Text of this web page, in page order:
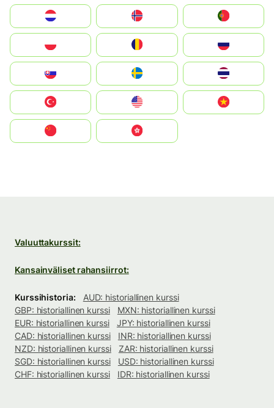
United States
中國香港特別行政區
Valuuttakurssit:
Kansainväliset rahansiirrot:
Kurssihistoria:
AUD: historiallinen kurssi
GBP: historiallinen kurssi
MXN: historiallinen kurssi
EUR: historiallinen kurssi
JPY: historiallinen kurssi
CAD: historiallinen kurssi
INR: historiallinen kurssi
NZD: historiallinen kurssi
ZAR: historiallinen kurssi
SGD: historiallinen kurssi
USD: historiallinen kurssi
CHF: historiallinen kurssi
IDR: historiallinen kurssi